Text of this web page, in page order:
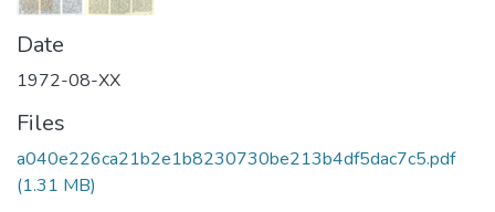
Date
1972-08-XX
Files
a040e226ca21b2e1b8230730be213b4df5dac7c5.pdf
(1.31 MB)